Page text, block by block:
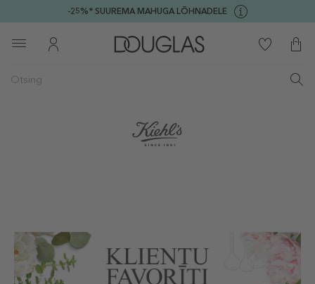
-25%* SUUREMA MAHUGA LÕHNADELE